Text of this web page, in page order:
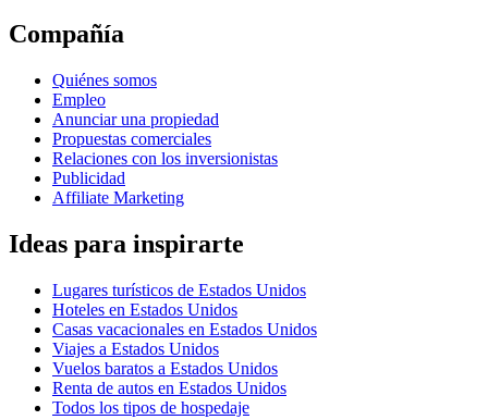
Compañía
Quiénes somos
Empleo
Anunciar una propiedad
Propuestas comerciales
Relaciones con los inversionistas
Publicidad
Affiliate Marketing
Ideas para inspirarte
Lugares turísticos de Estados Unidos
Hoteles en Estados Unidos
Casas vacacionales en Estados Unidos
Viajes a Estados Unidos
Vuelos baratos a Estados Unidos
Renta de autos en Estados Unidos
Todos los tipos de hospedaje